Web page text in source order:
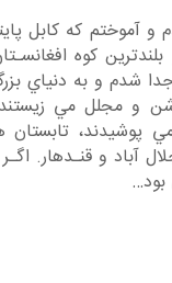
آموختم كه كابل
كوه
شدم و به دنياي
و مجلل مي
پوشيدند، تابستان
آباد و قنـدهار.